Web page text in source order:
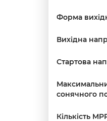
Форма
Вихідна
Стартова
сонячного
Кількість